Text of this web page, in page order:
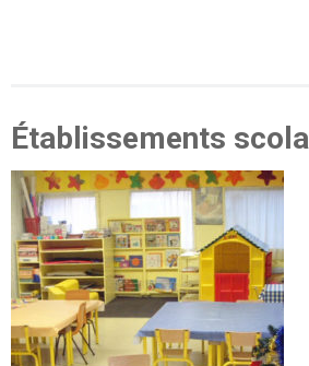
Établissements